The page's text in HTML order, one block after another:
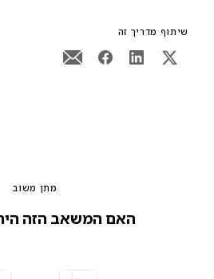
שיתוף מדריך זה
מתן משוב
האם המשאב הזה